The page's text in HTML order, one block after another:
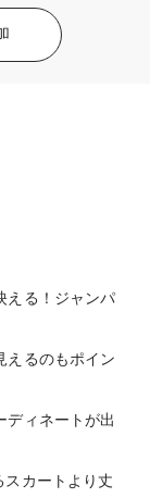
える！ジャンパ
えるのもポイン
ディネートが出
カートより丈